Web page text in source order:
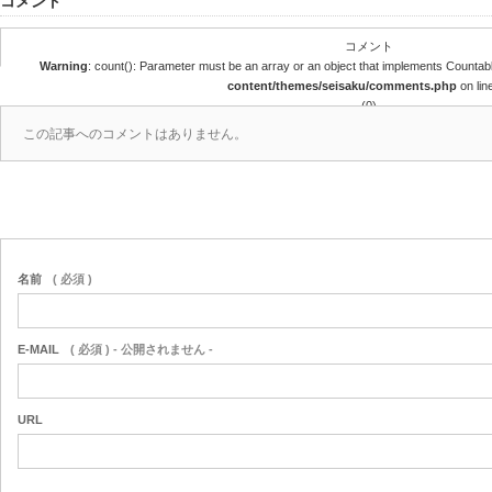
コメント
Warning: count(): Parameter must be an array or an object that implements
content/themes/seisaku/comments.php on
(0)
この記事へのコメントはありません。
名前 ( 必須 )
E-MAIL ( 必須 ) - 公開されません -
URL